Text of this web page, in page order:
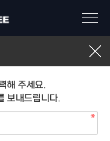
해 주세요.
보내드립니다.